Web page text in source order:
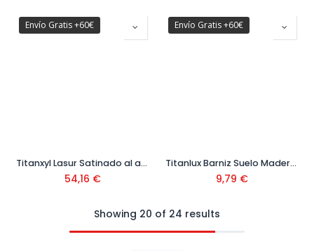
Envío Gratis +60€
Titanxyl Lasur Satinado al agua 04M Teca 4 Litros
54,16 €
Envío Gratis +60€
Titanlux Barniz Suelo Madera Poliuretano Brillo 043 750 Ml
9,79 €
Showing 20 of 24 results